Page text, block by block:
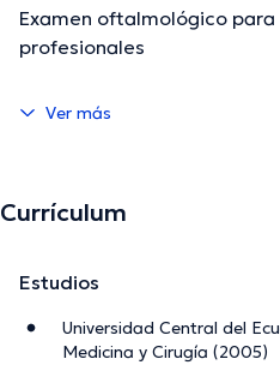
Examen oftalmológico
profesionales
Ver más
Currículum
Estudios
Universidad Central del
Medicina y Cirugía (2005)